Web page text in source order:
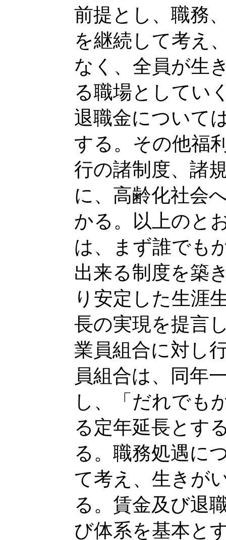
前提とし、職務
を継続して考え
なく、全員が生
る職場としてい
退職金について
する。その他福
行の諸制度、諸
に、高齢化社会
かる。以上のと
は、まず誰でも
出来る制度を築
り安定した生涯
長の実現を提言
業員組合に対し
員組合は、同年
し、「だれでも
る定年延長とす
る。職務処遇に
て考え、生きが
る。賃金及び退
び体系を基本と